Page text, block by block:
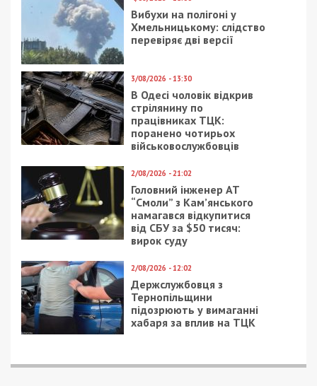
Вибухи на полігоні у
Хмельницькому: слідство
перевіряє дві версії
3/08/2026 - 13:30
В Одесі чоловік відкрив
стрілянину по
працівниках ТЦК:
поранено чотирьох
військовослужбовців
2/08/2026 - 21:02
Головний інженер АТ
“Смоли” з Кам’янського
намагався відкупитися
від СБУ за $50 тисяч:
вирок суду
2/08/2026 - 12:02
Держслужбовця з
Тернопільщини
підозрюють у вимаганні
хабаря за вплив на ТЦК